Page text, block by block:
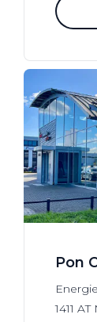
Pon
1411 AT